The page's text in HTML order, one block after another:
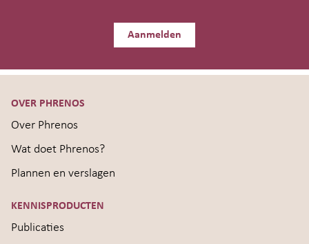
Aanmelden
OVER PHRENOS
Over Phrenos
Wat doet Phrenos?
Plannen en verslagen
KENNISPRODUCTEN
Publicaties